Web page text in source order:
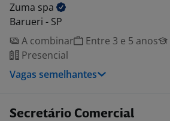
Zuma spa
Barueri - SP
A combinar
Entre 3 e 5 anos
Presencial
Vagas semelhantes
Secretário Comercial